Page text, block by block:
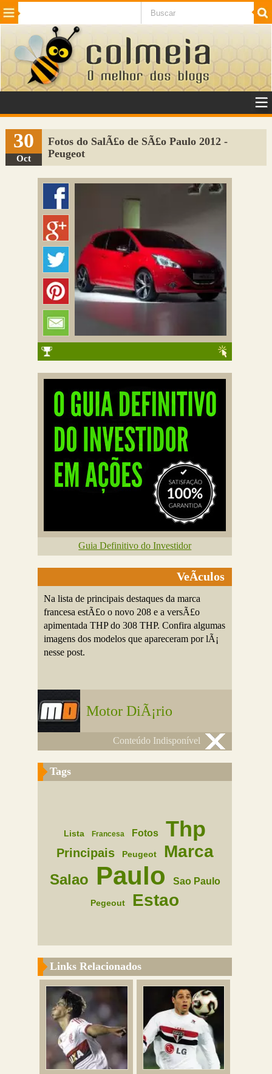
Beleza Cinema e TV
Internet Jogos NotÃ­cias SaÃºde
VeÃ­culos Adulto
Sugerir Link
Adicionar Blog
Colmeia Exchange
30
Oct
Fotos do SalÃ£o de SÃ£o Paulo 2012 -
Peugeot
Guia Definitivo do Investidor
VeÃ­culos
Na lista de principais destaques da marca
francesa estÃ£o o novo 208 e a versÃ£o
apimentada THP do 308 THP. Confira algumas
imagens dos modelos que apareceram por lÃ¡
nesse post.
Motor DiÃ¡rio
Conteúdo Indisponível
Tags
Lista Francesa Fotos Thp
Principais Peugeot Marca
Salao Paulo Sao Paulo
Pegeout Estao
Links Relacionados